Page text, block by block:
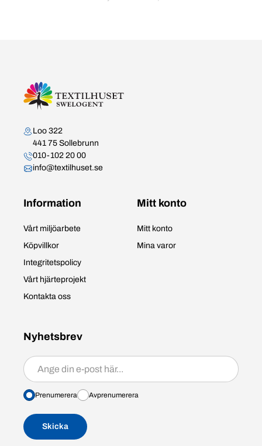
Kontakta oss
Loo 322
441 75 Sollebrunn
010-102 20 00
info@textilhuset.se
Information
Vårt miljöarbete
Köpvillkor
Integritetspolicy
Vårt hjärteprojekt
Kontakta oss
Mitt konto
Mitt konto
Mina varor
Nyhetsbrev
Prenumerera/avprenumerera
Prenumerera Avprenumerera
Skicka